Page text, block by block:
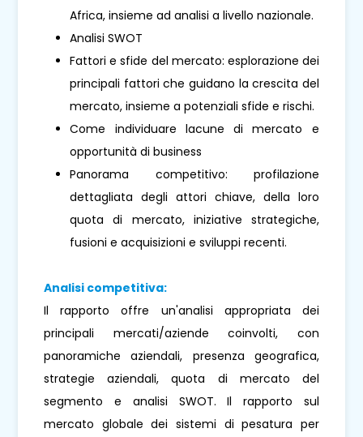
Africa, insieme ad analisi a livello nazionale.
Analisi SWOT
Fattori e sfide del mercato: esplorazione dei
principali fattori che guidano la crescita del
mercato, insieme a potenziali sfide e rischi.
Come individuare lacune di mercato e
opportunità di business
Panorama competitivo: profilazione
dettagliata degli attori chiave, della loro
quota di mercato, iniziative strategiche,
fusioni e acquisizioni e sviluppi recenti.
Analisi competitiva:
Il rapporto offre un'analisi appropriata dei
principali mercati/aziende coinvolti, con
panoramiche aziendali, presenza geografica,
strategie aziendali, quota di mercato del
segmento e analisi SWOT. Il rapporto sul
mercato globale dei sistemi di pesatura per